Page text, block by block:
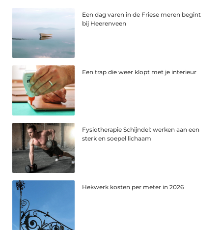
Een dag varen in de Friese meren begint
bij Heerenveen
Een trap die weer klopt met je interieur
Fysiotherapie Schijndel: werken aan een
sterk en soepel lichaam
Hekwerk kosten per meter in 2026